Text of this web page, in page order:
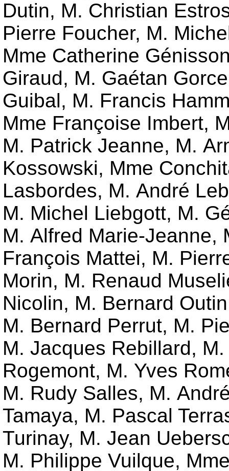
Dutin, M. Christian
Pierre Foucher, M.
Mme Catherine
Giraud, M. Gaétan Gorce
Guibal, M. Francis
Mme Françoise Imbert,
M. Patrick Jeanne, M.
Kossowski, Mme
Lasbordes, M. André
M. Michel Liebgott, M.
M. Alfred Marie-Jeanne,
François Mattei, M.
Morin, M. Renaud
Nicolin, M. Bernard Outin
M. Bernard Perrut, M.
M. Jacques Rebillard,
Rogemont, M. Yves
M. Rudy Salles, M.
Tamaya, M. Pascal
Turinay, M. Jean
M. Philippe Vuilque,